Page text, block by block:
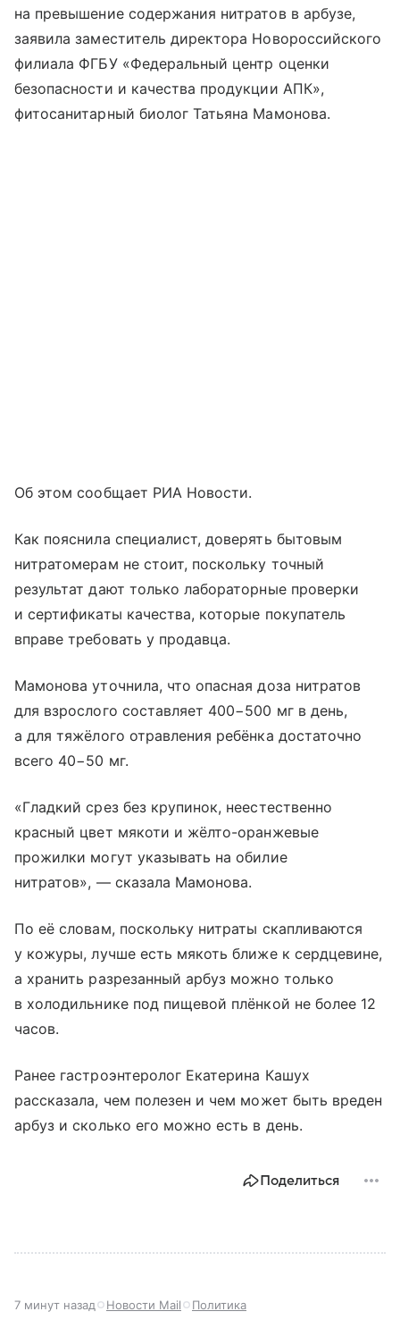
на превышение содержания нитратов в арбузе,
заявила заместитель директора Новороссийского
филиала ФГБУ «Федеральный центр оценки
безопасности и качества продукции АПК»,
фитосанитарный биолог Татьяна Мамонова.
Об этом сообщает РИА Новости.
Как пояснила специалист, доверять бытовым
нитратомерам не стоит, поскольку точный
результат дают только лабораторные проверки
и сертификаты качества, которые покупатель
вправе требовать у продавца.
Мамонова уточнила, что опасная доза нитратов
для взрослого составляет 400−500 мг в день,
а для тяжёлого отравления ребёнка достаточно
всего 40−50 мг.
«Гладкий срез без крупинок, неестественно
красный цвет мякоти и жёлто-оранжевые
прожилки могут указывать на обилие
нитратов», — сказала Мамонова.
По её словам, поскольку нитраты скапливаются
у кожуры, лучше есть мякоть ближе к сердцевине,
а хранить разрезанный арбуз можно только
в холодильнике под пищевой плёнкой не более 12
часов.
Ранее гастроэнтеролог Екатерина Кашух
рассказала, чем полезен и чем может быть вреден
арбуз и сколько его можно есть в день.
Поделиться
7 минут назад Новости Mail Политика